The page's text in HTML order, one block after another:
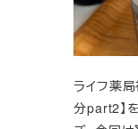
ライフ薬
分part2】